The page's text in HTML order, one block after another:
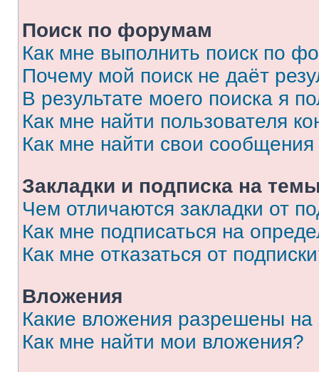
Поиск по форумам
Как мне выполнить поиск по
Почему мой поиск не даёт
В результате моего поиска я
Как мне найти пользователя
Как мне найти свои
Закладки и подписка на
Чем отличаются закладки от
Как мне подписаться на
Как мне отказаться от
Вложения
Какие вложения разрешены
Как мне найти мои вложения?